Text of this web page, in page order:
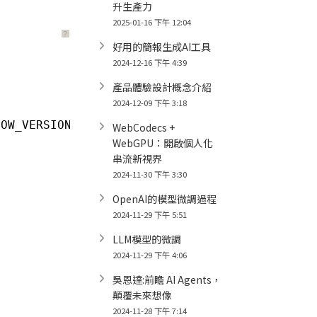
？
升生產力
2025-01-16 下午 12:04
好用的簡報生成AI工具
2024-12-16 下午 4:39
產品體驗設計概念介紹
2024-12-09 下午 3:18
WebCodecs +
WebGPU：開啟個人化
串流新視界
2024-11-30 下午 3:30
OpenAI的模型微調過程
2024-11-29 下午 5:51
LLM模型的微調
2024-11-29 下午 4:06
吳恩達:前瞻 AI Agents，
顛覆未來想像
2024-11-28 下午 7:14